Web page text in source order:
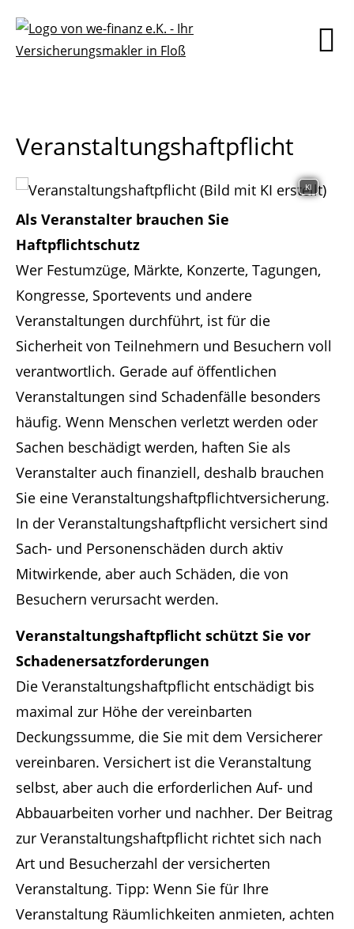
Veranstaltungshaftpflicht
KI
Als Veranstalter brauchen Sie
Haftpflichtschutz
Wer Festumzüge, Märkte, Konzerte, Tagungen,
Kongresse, Sportevents und andere
Veranstaltungen durchführt, ist für die
Sicherheit von Teilnehmern und Besuchern voll
verantwortlich. Gerade auf öffentlichen
Veranstaltungen sind Schadenfälle besonders
häufig. Wenn Menschen verletzt werden oder
Sachen beschädigt werden, haften Sie als
Veranstalter auch finanziell, deshalb brauchen
Sie eine Veranstaltungshaftpflichtversicherung.
In der Veranstaltungshaftpflicht versichert sind
Sach- und Personenschäden durch aktiv
Mitwirkende, aber auch Schäden, die von
Besuchern verursacht werden.
Veranstaltungshaftpflicht schützt Sie vor
Schadenersatzforderungen
Die Veranstaltungshaftpflicht entschädigt bis
maximal zur Höhe der vereinbarten
Deckungssumme, die Sie mit dem Versicherer
vereinbaren. Versichert ist die Veranstaltung
selbst, aber auch die erforderlichen Auf- und
Abbauarbeiten vorher und nachher. Der Beitrag
zur Veranstaltungshaftpflicht richtet sich nach
Art und Besucherzahl der versicherten
Veranstaltung. Tipp: Wenn Sie für Ihre
Veranstaltung Räumlichkeiten anmieten, achten